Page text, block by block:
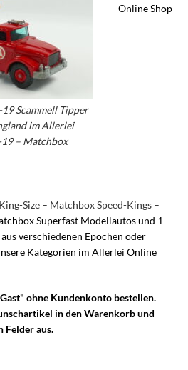
Scammell Tipper
im Allerlei
– Matchbox
Online Shop
Size – Matchbox Speed-Kings –
Superfast Modellautos und 1-
verschiedenen Epochen oder
Kategorien im Allerlei Online
ohne Kundenkonto bestellen.
in den Warenkorb und
Felder aus.